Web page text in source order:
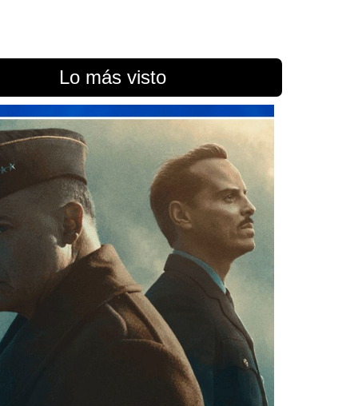
Lo más visto